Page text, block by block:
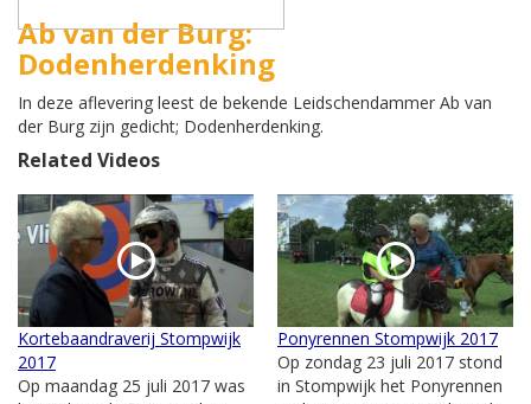
Ab van der Burg:
Dodenherdenking
In deze aflevering leest de bekende Leidschendammer Ab van
der Burg zijn gedicht; Dodenherdenking.
Related Videos
Kortebaandraverij Stompwijk
2017
Op maandag 25 juli 2017 was
Ponyrennen Stompwijk 2017
Op zondag 23 juli 2017 stond
in Stompwijk het Ponyrennen